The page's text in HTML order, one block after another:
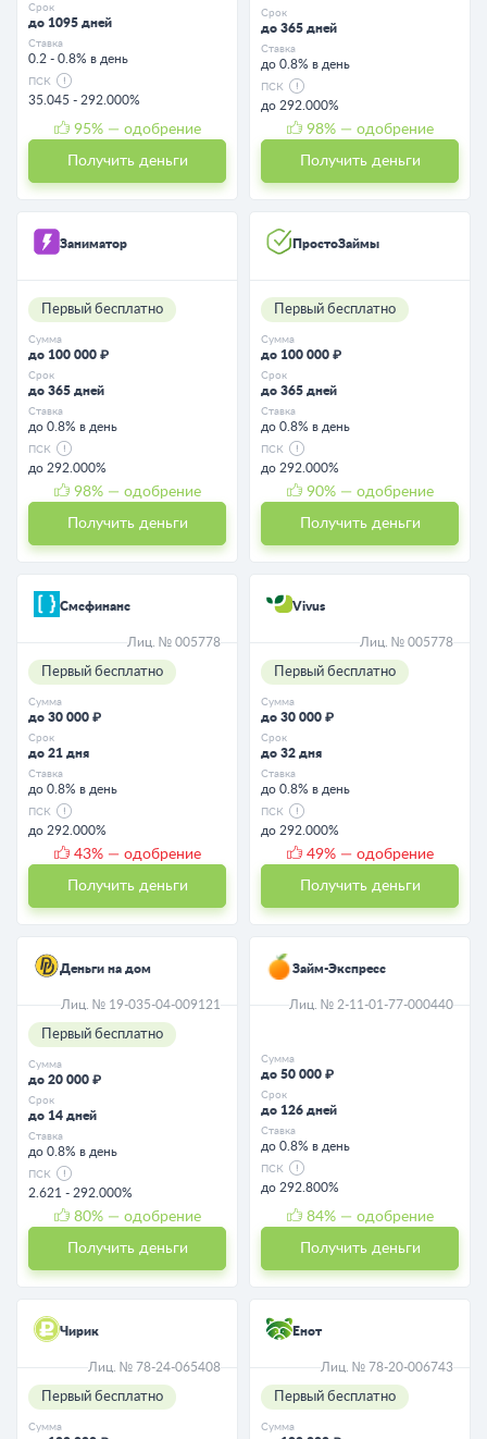
Срок
до 1095 дней
Ставка
0.2 - 0.8% в день
ПСК
35.045 - 292.000%
95% — одобрение
Получить деньги
Срок
до 365 дней
Ставка
до 0.8% в день
ПСК
до 292.000%
98% — одобрение
Получить деньги
Заниматор
Первый бесплатно
Сумма
до 100 000 ₽
Срок
до 365 дней
Ставка
до 0.8% в день
ПСК
до 292.000%
98% — одобрение
Получить деньги
ПростоЗаймы
Первый бесплатно
Сумма
до 100 000 ₽
Срок
до 365 дней
Ставка
до 0.8% в день
ПСК
до 292.000%
90% — одобрение
Получить деньги
Смсфинанс
Лиц. № 005778
Первый бесплатно
Сумма
до 30 000 ₽
Срок
до 21 дня
Ставка
до 0.8% в день
ПСК
до 292.000%
43% — одобрение
Получить деньги
Vivus
Лиц. № 005778
Первый бесплатно
Сумма
до 30 000 ₽
Срок
до 32 дня
Ставка
до 0.8% в день
ПСК
до 292.000%
49% — одобрение
Получить деньги
Деньги на дом
Лиц. № 19-035-04-009121
Первый бесплатно
Сумма
до 20 000 ₽
Срок
до 14 дней
Ставка
до 0.8% в день
ПСК
2.621 - 292.000%
80% — одобрение
Получить деньги
Займ-Экспресс
Лиц. № 2-11-01-77-000440
Сумма
до 50 000 ₽
Срок
до 126 дней
Ставка
до 0.8% в день
ПСК
до 292.800%
84% — одобрение
Получить деньги
Чирик
Лиц. № 78-24-065408
Первый бесплатно
Сумма
Енот
Лиц. № 78-20-006743
Первый бесплатно
Сумма